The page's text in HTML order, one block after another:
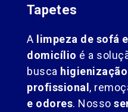
Tapetes
A limpeza de sofá
domicílio é a
busca
profissional,
e odores. Nosso